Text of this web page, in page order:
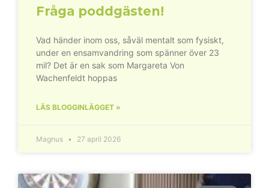
Fråga poddgästen!
Vad händer inom oss, såväl mentalt som fysiskt,
under en ensamvandring som spänner över 23
mil? Det är en sak som Margareta Von
Wachenfeldt hoppas
LÄS BLOGGINLÄGGET »
Magnus 27 april 2026